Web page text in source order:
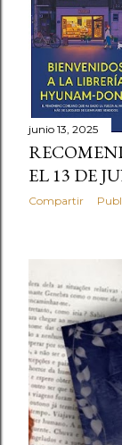
junio 13, 2025
EL 13 DE
Compartir